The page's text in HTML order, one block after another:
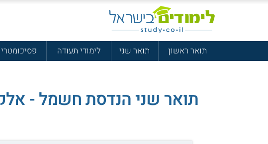
תואר ראשון תואר שני לימודי תעודה פסיכומטרי
תואר שני הנדסת חשמל -